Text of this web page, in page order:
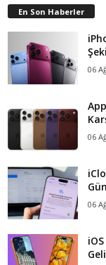
En Son Haberler
06
06
06